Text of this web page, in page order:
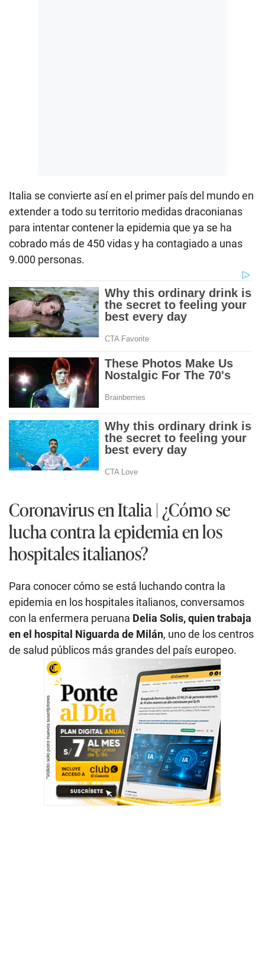
Italia se convierte así en el primer país del mundo en
extender a todo su territorio medidas draconianas
para intentar contener la epidemia que ya se ha
cobrado más de 450 vidas y ha contagiado a unas
9.000 personas.
Coronavirus en Italia | ¿Cómo se
lucha contra la epidemia en los
hospitales italianos?
Para conocer cómo se está luchando contra la
epidemia en los hospitales italianos, conversamos
con la enfermera peruana Delia Solis, quien trabaja
en el hospital Niguarda de Milán, uno de los centros
de salud públicos más grandes del país europeo.